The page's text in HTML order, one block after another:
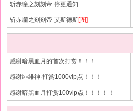
斩赤瞳之刻刻帝 停更通知
斩赤瞳之刻刻帝 艾斯德斯[图]
感谢暗黑血月的首次打赏！！！
感谢绯绯神·打赏1000vip点！！！
感谢暗黑血月打赏100vip点！！！！！